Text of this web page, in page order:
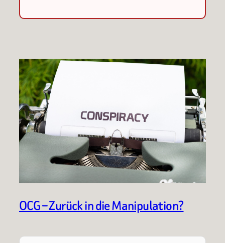
OCG – Zurück in die Manipulation?